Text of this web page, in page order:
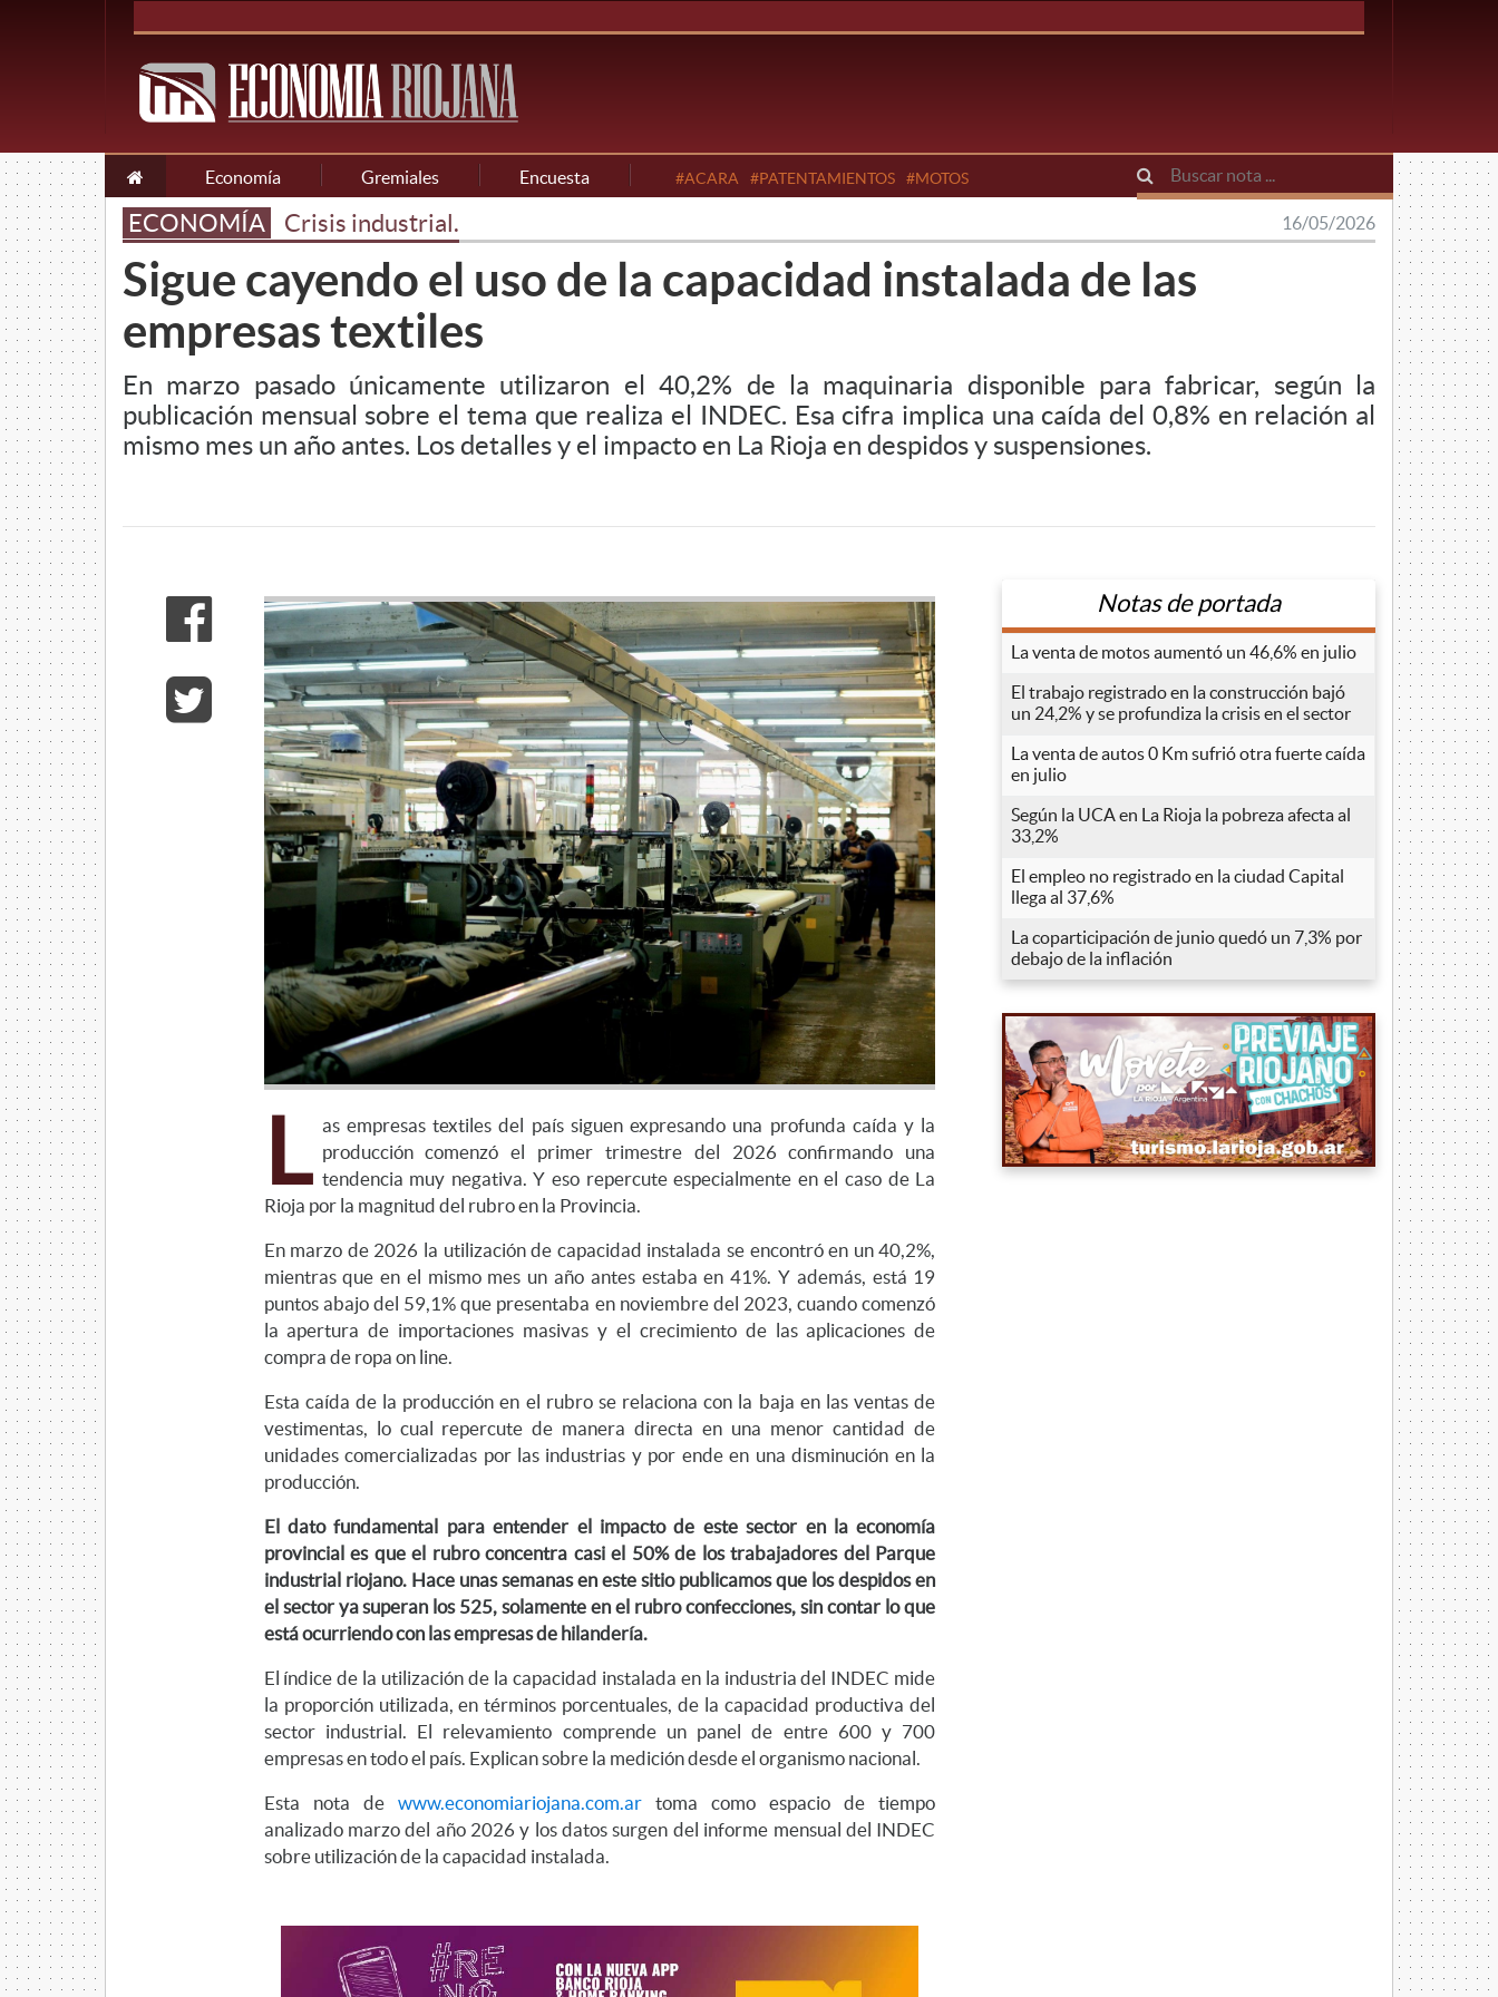
Economía Gremiales Encuesta #ACARA #PATENTAMIENTOS #MOTOS
ECONOMÍA Crisis industrial. 16/05/2026
Sigue cayendo el uso de la capacidad instalada de las
empresas textiles
En marzo pasado únicamente utilizaron el 40,2% de la maquinaria disponible para fabricar, según la
publicación mensual sobre el tema que realiza el INDEC. Esa cifra implica una caída del 0,8% en relación al
mismo mes un año antes. Los detalles y el impacto en La Rioja en despidos y suspensiones.
L as empresas textiles del país siguen expresando una profunda caída y la
producción comenzó el primer trimestre del 2026 confirmando una
tendencia muy negativa. Y eso repercute especialmente en el caso de La
Rioja por la magnitud del rubro en la Provincia.
En marzo de 2026 la utilización de capacidad instalada se encontró en un 40,2%,
mientras que en el mismo mes un año antes estaba en 41%. Y además, está 19
puntos abajo del 59,1% que presentaba en noviembre del 2023, cuando comenzó
la apertura de importaciones masivas y el crecimiento de las aplicaciones de
compra de ropa on line.
Esta caída de la producción en el rubro se relaciona con la baja en las ventas de
vestimentas, lo cual repercute de manera directa en una menor cantidad de
unidades comercializadas por las industrias y por ende en una disminución en la
producción.
El dato fundamental para entender el impacto de este sector en la economía
provincial es que el rubro concentra casi el 50% de los trabajadores del Parque
industrial riojano. Hace unas semanas en este sitio publicamos que los despidos en
el sector ya superan los 525, solamente en el rubro confecciones, sin contar lo que
está ocurriendo con las empresas de hilandería.
El índice de la utilización de la capacidad instalada en la industria del INDEC mide
la proporción utilizada, en términos porcentuales, de la capacidad productiva del
sector industrial. El relevamiento comprende un panel de entre 600 y 700
empresas en todo el país. Explican sobre la medición desde el organismo nacional.
Esta nota de www.economiariojana.com.artoma como espacio de tiempo
analizado marzo del año 2026 y los datos surgen del informe mensual del INDEC
sobre utilización de la capacidad instalada.
Notas de portada
La venta de motos aumentó un 46,6% en julio
El trabajo registrado en la construcción bajó
un 24,2% y se profundiza la crisis en el sector
La venta de autos 0 Km sufrió otra fuerte caída
en julio
Según la UCA en La Rioja la pobreza afecta al
33,2%
El empleo no registrado en la ciudad Capital
llega al 37,6%
La coparticipación de junio quedó un 7,3% por
debajo de la inflación